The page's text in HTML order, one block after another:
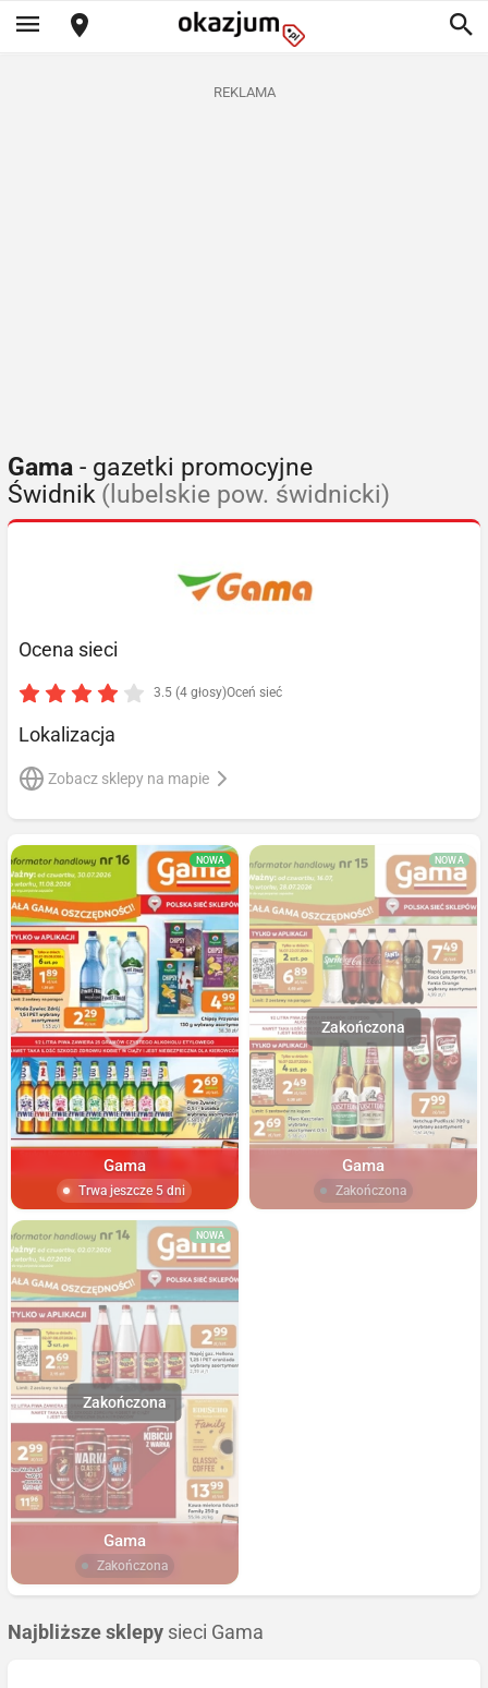
REKLAMA
Gama - gazetki promocyjne
Świdnik (lubelskie pow. świdnicki)
Ocena sieci
3.5 (4 głosy)Oceń sieć
Lokalizacja
Zobacz sklepy na mapie
NOWA
Gama
Trwa jeszcze 5 dni
NOWA
Gama
Zakończona
NOWA
Gama
Zakończona
Najbliższe sklepy sieci Gama